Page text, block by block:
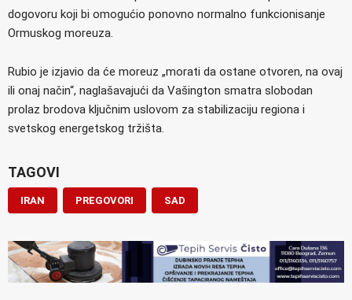
dogovoru koji bi omogućio ponovno normalno funkcionisanje
Ormuskog moreuza.
Rubio je izjavio da će moreuz „morati da ostane otvoren, na ovaj
ili onaj način“, naglašavajući da Vašington smatra slobodan
prolaz brodova ključnim uslovom za stabilizaciju regiona i
svetskog energetskog tržišta.
TAGOVI
IRAN PREGOVORI SAD